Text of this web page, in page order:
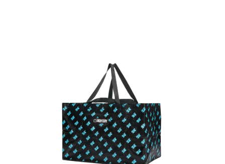
每笔NT$65，满NT$1,000(含以上)免运费
每笔NT$65，满NT$1,000(含以上)免运费
每笔NT$65，满NT$1,000(含以上)免运费